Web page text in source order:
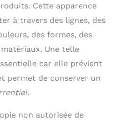
Cette apparence
à travers des lignes, des
des formes, des
Une telle
car elle prévient
permet de conserver un
.
non autorisée de